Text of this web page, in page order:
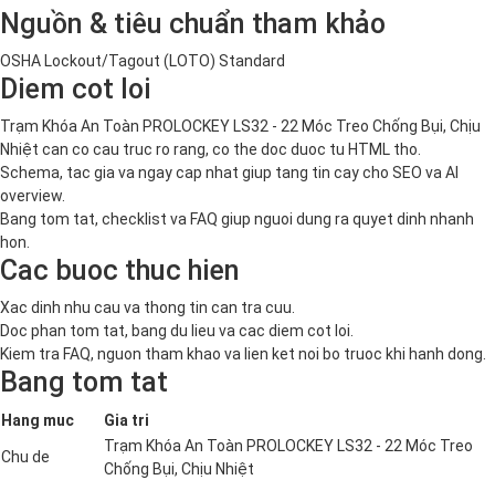
Nguồn & tiêu chuẩn tham khảo
OSHA Lockout/Tagout (LOTO) Standard
Diem cot loi
Trạm Khóa An Toàn PROLOCKEY LS32 - 22 Móc Treo Chống Bụi, Chịu
Nhiệt can co cau truc ro rang, co the doc duoc tu HTML tho.
Schema, tac gia va ngay cap nhat giup tang tin cay cho SEO va AI
overview.
Bang tom tat, checklist va FAQ giup nguoi dung ra quyet dinh nhanh
hon.
Cac buoc thuc hien
Xac dinh nhu cau va thong tin can tra cuu.
Doc phan tom tat, bang du lieu va cac diem cot loi.
Kiem tra FAQ, nguon tham khao va lien ket noi bo truoc khi hanh dong.
Bang tom tat
Hang muc Gia tri
Chu de
Trạm Khóa An Toàn PROLOCKEY LS32 - 22 Móc Treo
Chống Bụi, Chịu Nhiệt